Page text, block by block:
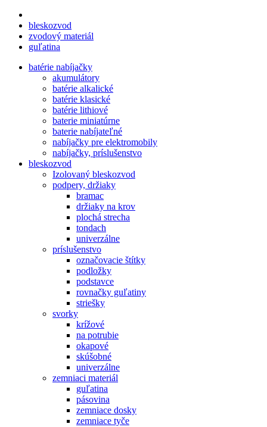
bleskozvod
zvodový materiál
guľatina
batérie nabíjačky
akumulátory
batérie alkalické
batérie klasické
batérie lithiové
baterie miniatúrne
baterie nabíjateľné
nabíjačky pre elektromobily
nabíjačky, príslušenstvo
bleskozvod
Izolovaný bleskozvod
podpery, držiaky
bramac
držiaky na krov
plochá strecha
tondach
univerzálne
príslušenstvo
označovacie štítky
podložky
podstavce
rovnačky guľatiny
striešky
svorky
krížové
na potrubie
okapové
skúšobné
univerzálne
zemniaci materiál
guľatina
pásovina
zemniace dosky
zemniace tyče